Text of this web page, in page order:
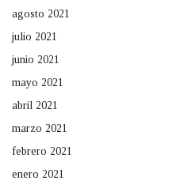
agosto 2021
julio 2021
junio 2021
mayo 2021
abril 2021
marzo 2021
febrero 2021
enero 2021